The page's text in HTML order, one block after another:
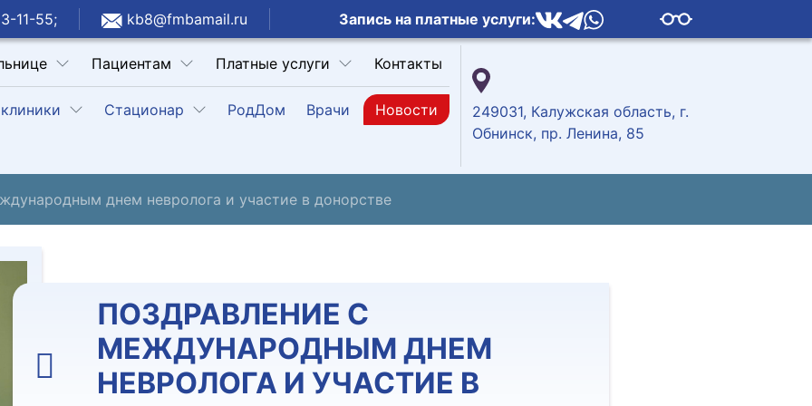
11-55; kb8@fmbamail.ru Запись на платные услуги:
Пациентам Платные услуги Контакты
Стационар РодДом Врачи Новости
249031, Калужская область, г.
Обнинск, пр. Ленина, 85
днем невролога и участие в донорстве
ПОЗДРАВЛЕНИЕ С
МЕЖДУНАРОДНЫМ ДНЕМ
НЕВРОЛОГА И УЧАСТИЕ В